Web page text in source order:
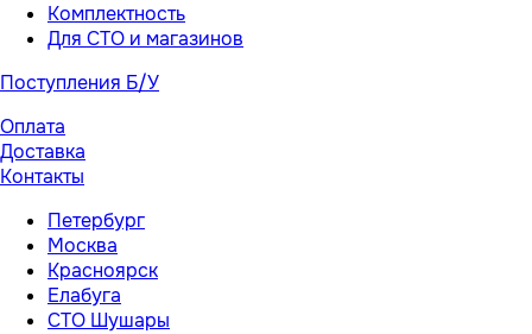
Комплектность
Для СТО и магазинов
Поступления Б/У
Оплата
Доставка
Контакты
Петербург
Москва
Красноярск
Елабуга
СТО Шушары